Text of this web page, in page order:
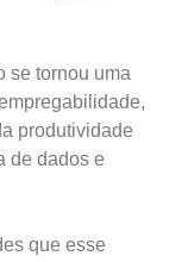
se tornou uma
produtividade
de dados e
que esse